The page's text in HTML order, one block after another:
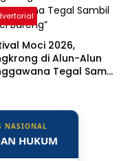
Moci 2026,
di Alun-Alun
Tegal Sambil
NASIONAL
HUKUM